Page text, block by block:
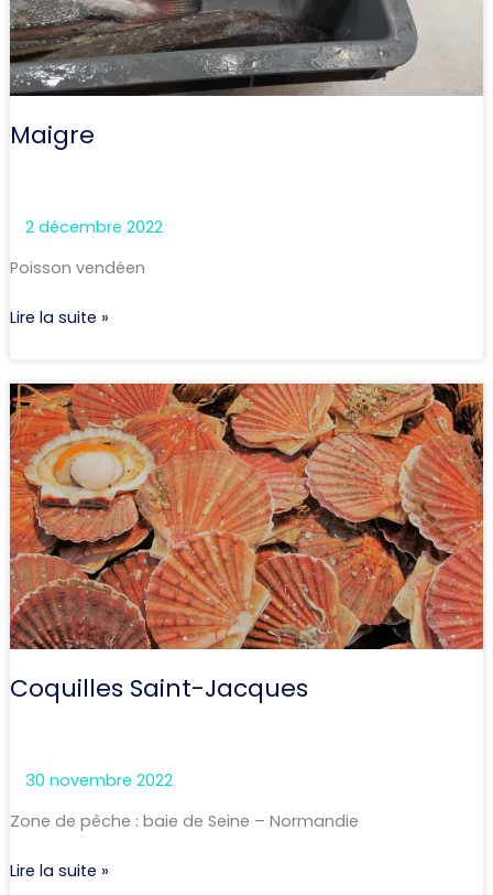
Maigre
2 décembre 2022
Poisson vendéen
Lire la suite »
Coquilles Saint-Jacques
30 novembre 2022
Zone de pêche : baie de Seine – Normandie
Coquilles
Saint-
Jacques
Lire la suite »